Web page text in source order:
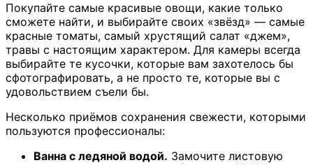
Покупайте самые красивые овощи, какие только
сможете найти, и выбирайте своих «звёзд» — самые
красные томаты, самый хрустящий салат «джем»,
травы с настоящим характером. Для камеры всегда
выбирайте те кусочки, которые вам захотелось бы
сфотографировать, а не просто те, которые вы с
удовольствием съели бы.
Несколько приёмов сохранения свежести, которыми
пользуются профессионалы:
Ванна с ледяной водой. Замочите листовую